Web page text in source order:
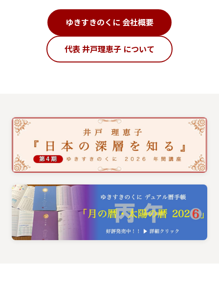
ゆきすきのくに 会社概要
代表 井戸理恵子 について